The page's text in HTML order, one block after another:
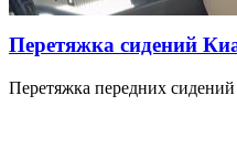
Перетяжка сидений
Перетяжка передних